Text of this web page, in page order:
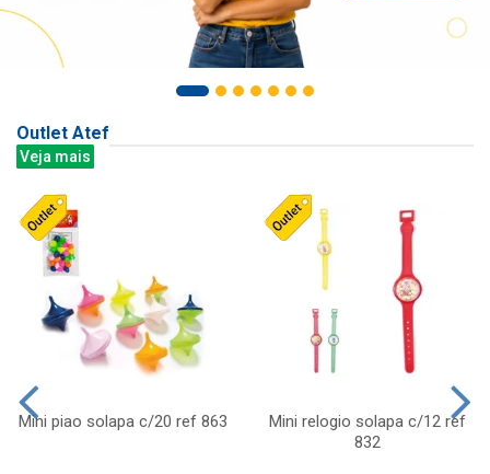
Outlet Atef
Veja mais
Mini piao solapa c/20 ref 863
Mini relogio solapa c/12 ref
832